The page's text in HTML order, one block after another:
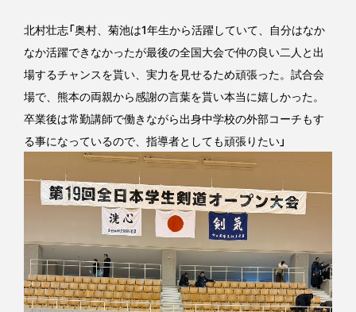
北村壮志「奥村、菊池は1年生から活躍していて、自分はなか
なか活躍できなかったが最後の全国大会で仲の良い二人と出
場するチャンスを貰い、実力を見せるため頑張った。試合会
場で、熊本の両親から感謝の言葉を貰い本当に嬉しかった。
卒業後は常勤講師で働きながら出身中学校の外部コーチもす
る事になっているので、指導者としても頑張りたい」